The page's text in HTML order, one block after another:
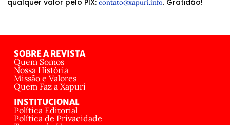
contato@xapuri.info
SOBRE A REVISTA
Quem Somos
Nossa História
Missão e Valores
Quem Faz a Xapuri
INSTITUCIONAL
Política Editorial
Política de Privacidade